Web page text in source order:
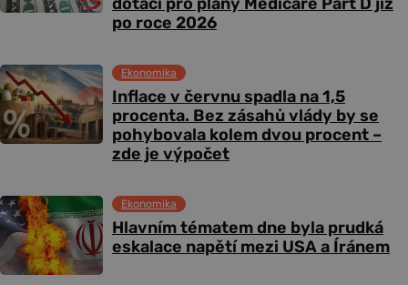
po roce 2026
Inflace v červnu spadla na 1,5
procenta. Bez zásahů vlády by se
pohybovala kolem dvou procent –
zde je výpočet
Ekonomika
Hlavním tématem dne byla prudká
eskalace napětí mezi USA a Íránem
Ekonomika